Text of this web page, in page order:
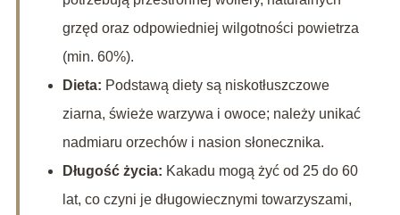
grzęd oraz odpowiedniej wilgotności powietrza
(min. 60%).
Dieta: Podstawą diety są niskotłuszczowe
ziarna, świeże warzywa i owoce; należy unikać
nadmiaru orzechów i nasion słonecznika.
Długość życia: Kakadu mogą żyć od 25 do 60
lat, co czyni je długowiecznymi towarzyszami,